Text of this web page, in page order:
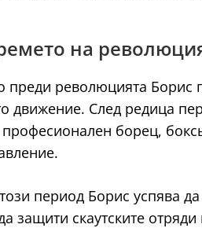
на
преди революцията Борис
движение. След редица
професионален борец,
период Борис успява
защити скаутските